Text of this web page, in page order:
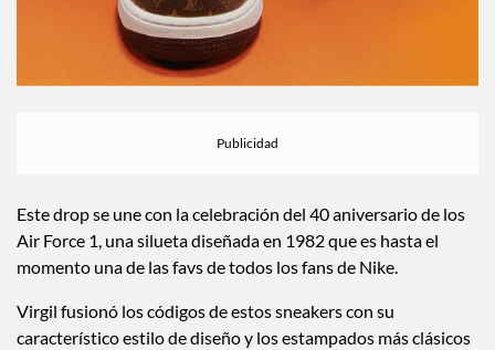
Este drop se une con la celebración del 40 aniversario de los
Air Force 1, una silueta diseñada en 1982 que es hasta el
Virgil fusionó los códigos de estos sneakers con su